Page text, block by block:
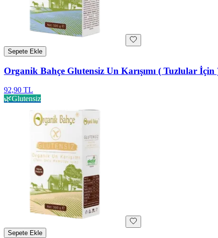
Sepete Ekle
Organik Bahçe Glutensiz Un Karışımı ( Tuzlular İçin
92,90 TL
🌿Glutensiz
Sepete Ekle